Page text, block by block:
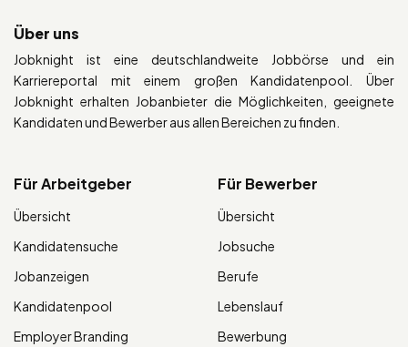
Über uns
Jobknight ist eine deutschlandweite Jobbörse und ein
Karriereportal mit einem großen Kandidatenpool. Über
Jobknight erhalten Jobanbieter die Möglichkeiten, geeignete
Kandidaten und Bewerber aus allen Bereichen zu finden.
Für Arbeitgeber
Übersicht
Kandidatensuche
Jobanzeigen
Kandidatenpool
Employer Branding
Für Bewerber
Übersicht
Jobsuche
Berufe
Lebenslauf
Bewerbung